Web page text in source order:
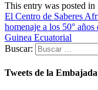
This entry was posted
El Centro de Saberes
homenaje a los 50°
Guinea Ecuatorial
Buscar:
Tweets de la Embajada